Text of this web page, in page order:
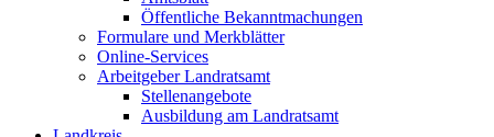
Öffentliche Bekanntmachungen
Formulare und Merkblätter
Online-Services
Arbeitgeber Landratsamt
Stellenangebote
Ausbildung am Landratsamt